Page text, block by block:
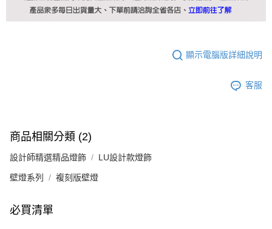
顯示電腦版詳細說明
客服
商品相關分類 (2)
設計師精選精品燈飾 LU設計款燈飾
壁燈系列 複刻版壁燈
必買清單